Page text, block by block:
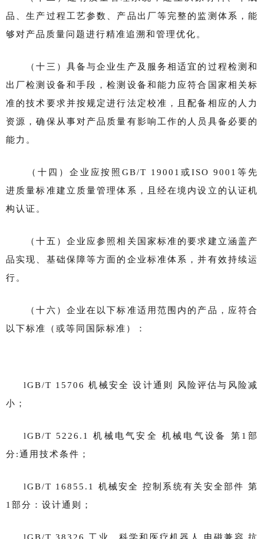
品、生产过程工艺参数、产品出厂等完整的监测体系，能
够对产品质量问题进行精准追溯和管理优化。
（十三）具备与企业生产及服务相适宜的过程检测和
出厂检测设备和手段，检测设备和能力应符合国家相关标
准的技术要求并按规定进行法定校准，且配备相应的人力
资源，确保从事对产品质量有影响工作的人员具备必要的
能力。
（十四）企业应按照GB/T 19001或ISO 9001等先
进质量标准建立质量管理体系，且经在境内设立的认证机
构认证。
（十五）企业应参照相关国家标准的要求建立涵盖产
品实现、基础保障等方面的企业标准体系，并有效持续运
行。
（十六）企业在以下标准适用范围内的产品，应符合
以下标准（或等同国际标准）：
lGB/T 15706 机械安全 设计通则 风险评估与风险减
小；
lGB/T 5226.1 机械电气安全 机械电气设备 第1部
分:通用技术条件；
lGB/T 16855.1 机械安全 控制系统有关安全部件 第
1部分：设计通则；